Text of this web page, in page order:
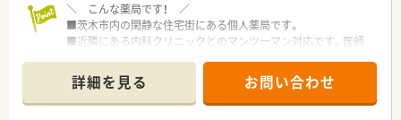
＼ こんな薬局です！ ／
■茨木市内の閑静な住宅街にある個人薬局です。
■近隣にある内科クリニックとのマンツーマン対応です。医師
＼ コンサルタントおすすめポイント★ ／
■一人勤務のご対応が必要になりますが、1日30～40枚程度の処
詳細を見る お問い合わせ